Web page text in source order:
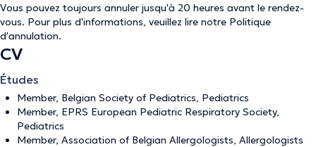
Vous pouvez toujours annuler jusqu'à 20 heures avant le rendez-
vous. Pour plus d'informations, veuillez lire notre Politique
d'annulation.
CV
Études
Member, Belgian Society of Pediatrics, Pediatrics
Member, EPRS European Pediatric Respiratory Society,
Pediatrics
Member, Association of Belgian Allergologists, Allergologists